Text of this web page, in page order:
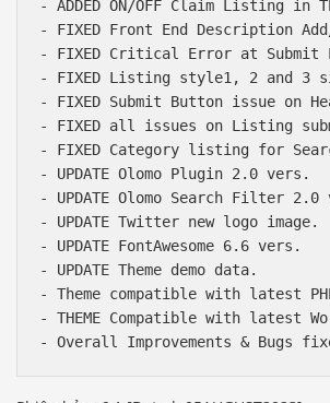
- ADDED ON/OFF Claim Listing in
- FIXED Front End Description
- FIXED Critical Error at Submit
- FIXED Listing style1, 2 and 3
- FIXED Submit Button issue on
- FIXED all issues on Listing
- FIXED Category listing for
- UPDATE Olomo Plugin 2.0 vers.
- UPDATE Olomo Search Filter 2.0
- UPDATE Twitter new logo image.
- UPDATE FontAwesome 6.6 vers.
- UPDATE Theme demo data.
- Theme compatible with latest
- THEME Compatible with latest